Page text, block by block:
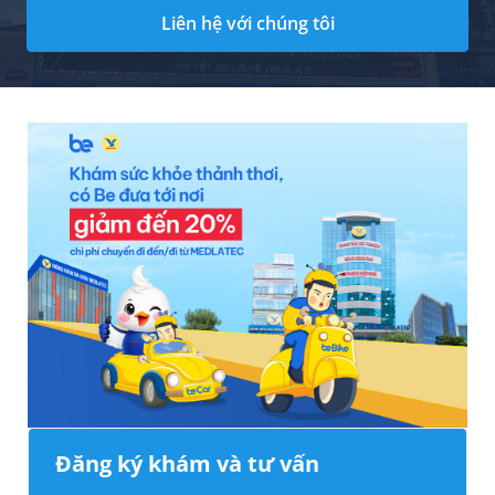
Liên hệ với chúng tôi
Đăng ký khám và tư vấn